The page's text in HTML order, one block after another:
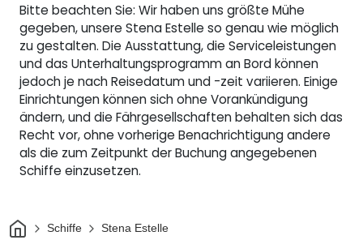
Bitte beachten Sie: Wir haben uns größte Mühe
gegeben, unsere Stena Estelle so genau wie möglich
zu gestalten. Die Ausstattung, die Serviceleistungen
und das Unterhaltungsprogramm an Bord können
jedoch je nach Reisedatum und -zeit variieren. Einige
Einrichtungen können sich ohne Vorankündigung
ändern, und die Fährgesellschaften behalten sich das
Recht vor, ohne vorherige Benachrichtigung andere
als die zum Zeitpunkt der Buchung angegebenen
Schiffe einzusetzen.
HeimSchiffe Stena Estelle